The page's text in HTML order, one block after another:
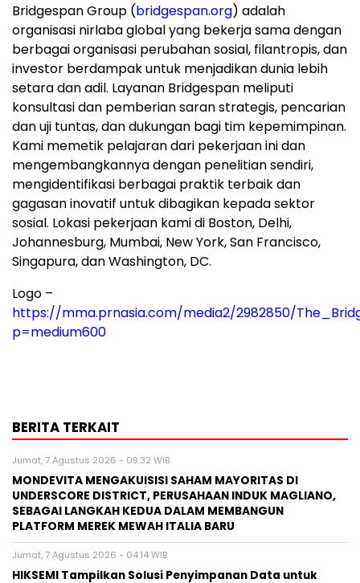
Bridgespan Group (bridgespan.org) adalah
organisasi nirlaba global yang bekerja sama dengan
berbagai organisasi perubahan sosial, filantropis, dan
investor berdampak untuk menjadikan dunia lebih
setara dan adil. Layanan Bridgespan meliputi
konsultasi dan pemberian saran strategis, pencarian
dan uji tuntas, dan dukungan bagi tim kepemimpinan.
Kami memetik pelajaran dari pekerjaan ini dan
mengembangkannya dengan penelitian sendiri,
mengidentifikasi berbagai praktik terbaik dan
gagasan inovatif untuk dibagikan kepada sektor
sosial. Lokasi pekerjaan kami di Boston, Delhi,
Johannesburg, Mumbai, New York, San Francisco,
Singapura, dan Washington, DC.
Logo –
https://mma.prnasia.com/media2/2982850/
p=medium600
BERITA TERKAIT
Jumat, 7 Agustus 2026 - 09:32 WIB
MONDEVITA MENGAKUISISI SAHAM MAYORITAS DI
UNDERSCORE DISTRICT, PERUSAHAAN INDUK MAGLIANO,
SEBAGAI LANGKAH KEDUA DALAM MEMBANGUN
PLATFORM MEREK MEWAH ITALIA BARU
Jumat, 7 Agustus 2026 - 04:14 WIB
HIKSEMI Tampilkan Solusi Penyimpanan Data untuk